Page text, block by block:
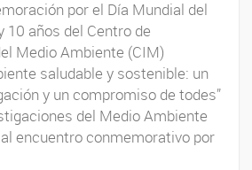
por el Día Mundial del
10 años del Centro de
Medio Ambiente (CIM)
saludable y sostenible: un
y un compromiso de todes”
del Medio Ambiente
encuentro conmemorativo por